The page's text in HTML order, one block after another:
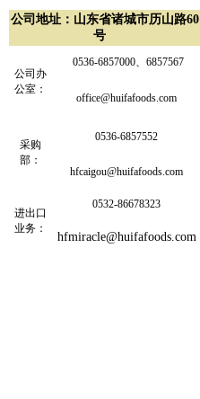
公司地址：山东省诸城市历山路60
号
公司办
公室：
0536-6857000、 6857567
office@huifafoods.com
采购
部：
0536-6857552
hfcaigou@huifafoods.com
进出口
业务：
0532-86678323
hfmiracle@huifafoods.com